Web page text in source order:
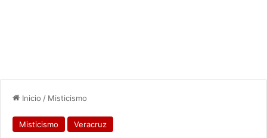
Inicio / Misticismo
Misticismo Veracruz